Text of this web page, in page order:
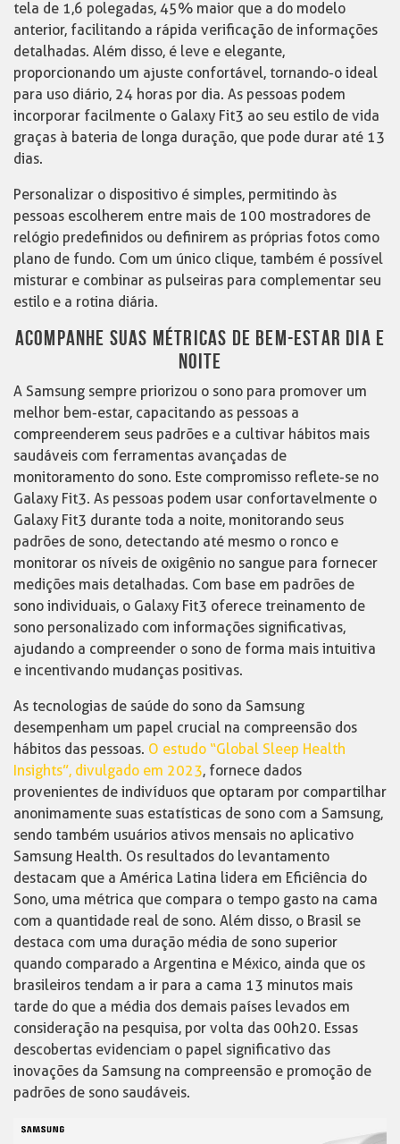
tela de 1,6 polegadas, 45% maior que a do modelo
anterior, facilitando a rápida verificação de informações
detalhadas. Além disso, é leve e elegante,
proporcionando um ajuste confortável, tornando-o ideal
para uso diário, 24 horas por dia. As pessoas podem
incorporar facilmente o Galaxy Fit3 ao seu estilo de vida
graças à bateria de longa duração, que pode durar até 13
dias.
Personalizar o dispositivo é simples, permitindo às
pessoas escolherem entre mais de 100 mostradores de
relógio predefinidos ou definirem as próprias fotos como
plano de fundo. Com um único clique, também é possível
misturar e combinar as pulseiras para complementar seu
estilo e a rotina diária.
ACOMPANHE SUAS MÉTRICAS DE BEM-ESTAR DIA E
NOITE
A Samsung sempre priorizou o sono para promover um
melhor bem-estar, capacitando as pessoas a
compreenderem seus padrões e a cultivar hábitos mais
saudáveis com ferramentas avançadas de
monitoramento do sono. Este compromisso reflete-se no
Galaxy Fit3. As pessoas podem usar confortavelmente o
Galaxy Fit3 durante toda a noite, monitorando seus
padrões de sono, detectando até mesmo o ronco e
monitorar os níveis de oxigênio no sangue para fornecer
medições mais detalhadas. Com base em padrões de
sono individuais, o Galaxy Fit3 oferece treinamento de
sono personalizado com informações significativas,
ajudando a compreender o sono de forma mais intuitiva
e incentivando mudanças positivas.
As tecnologias de saúde do sono da Samsung
desempenham um papel crucial na compreensão dos
hábitos das pessoas. O estudo “Global Sleep Health
Insights”, divulgado em 2023, fornece dados
provenientes de indivíduos que optaram por compartilhar
anonimamente suas estatísticas de sono com a Samsung,
sendo também usuários ativos mensais no aplicativo
Samsung Health. Os resultados do levantamento
destacam que a América Latina lidera em Eficiência do
Sono, uma métrica que compara o tempo gasto na cama
com a quantidade real de sono. Além disso, o Brasil se
destaca com uma duração média de sono superior
quando comparado a Argentina e México, ainda que os
brasileiros tendam a ir para a cama 13 minutos mais
tarde do que a média dos demais países levados em
consideração na pesquisa, por volta das 00h20. Essas
descobertas evidenciam o papel significativo das
inovações da Samsung na compreensão e promoção de
padrões de sono saudáveis.